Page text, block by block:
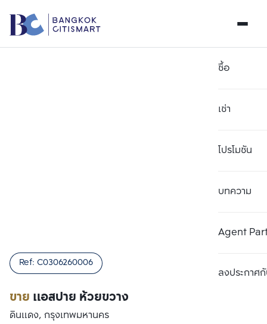
ซื้อ
เช่า
โปรโมชัน
บทความ
Agent
ลงประกาศกั
ขาย แอสปาย ห้วยขวาง
Ref: C0306260006
ดินแดง, กรุงเทพมหานคร
เปรียบเทียบ